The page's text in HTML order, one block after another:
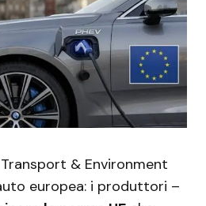
& Environment
europea: i produttori –